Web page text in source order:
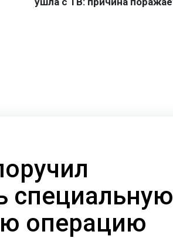
специальную
операцию